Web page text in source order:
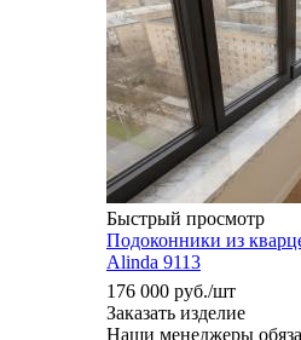
Быстрый просмотр
Подоконники из
Alinda 9113
176 000 руб./шт
Заказать изделие
Наши менеджеры